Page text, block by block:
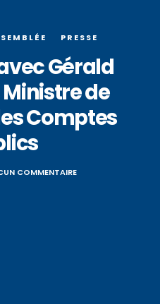
PRESSE
Gérald
de
Comptes
COMMENTAIRE